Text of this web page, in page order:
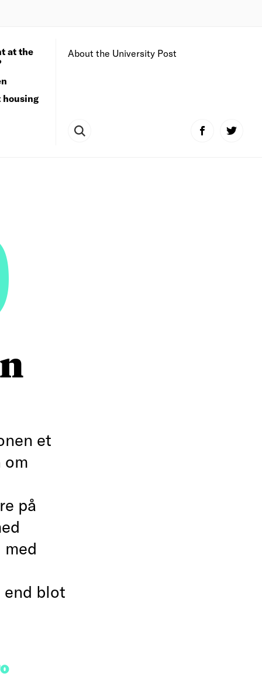
About the University Post
at the
housing
et
om
på
blot